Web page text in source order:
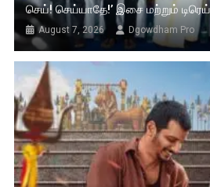
செய்! செய்யாதே!’ இசை மற்றும்
August 7, 2026 Dgowdham Pro